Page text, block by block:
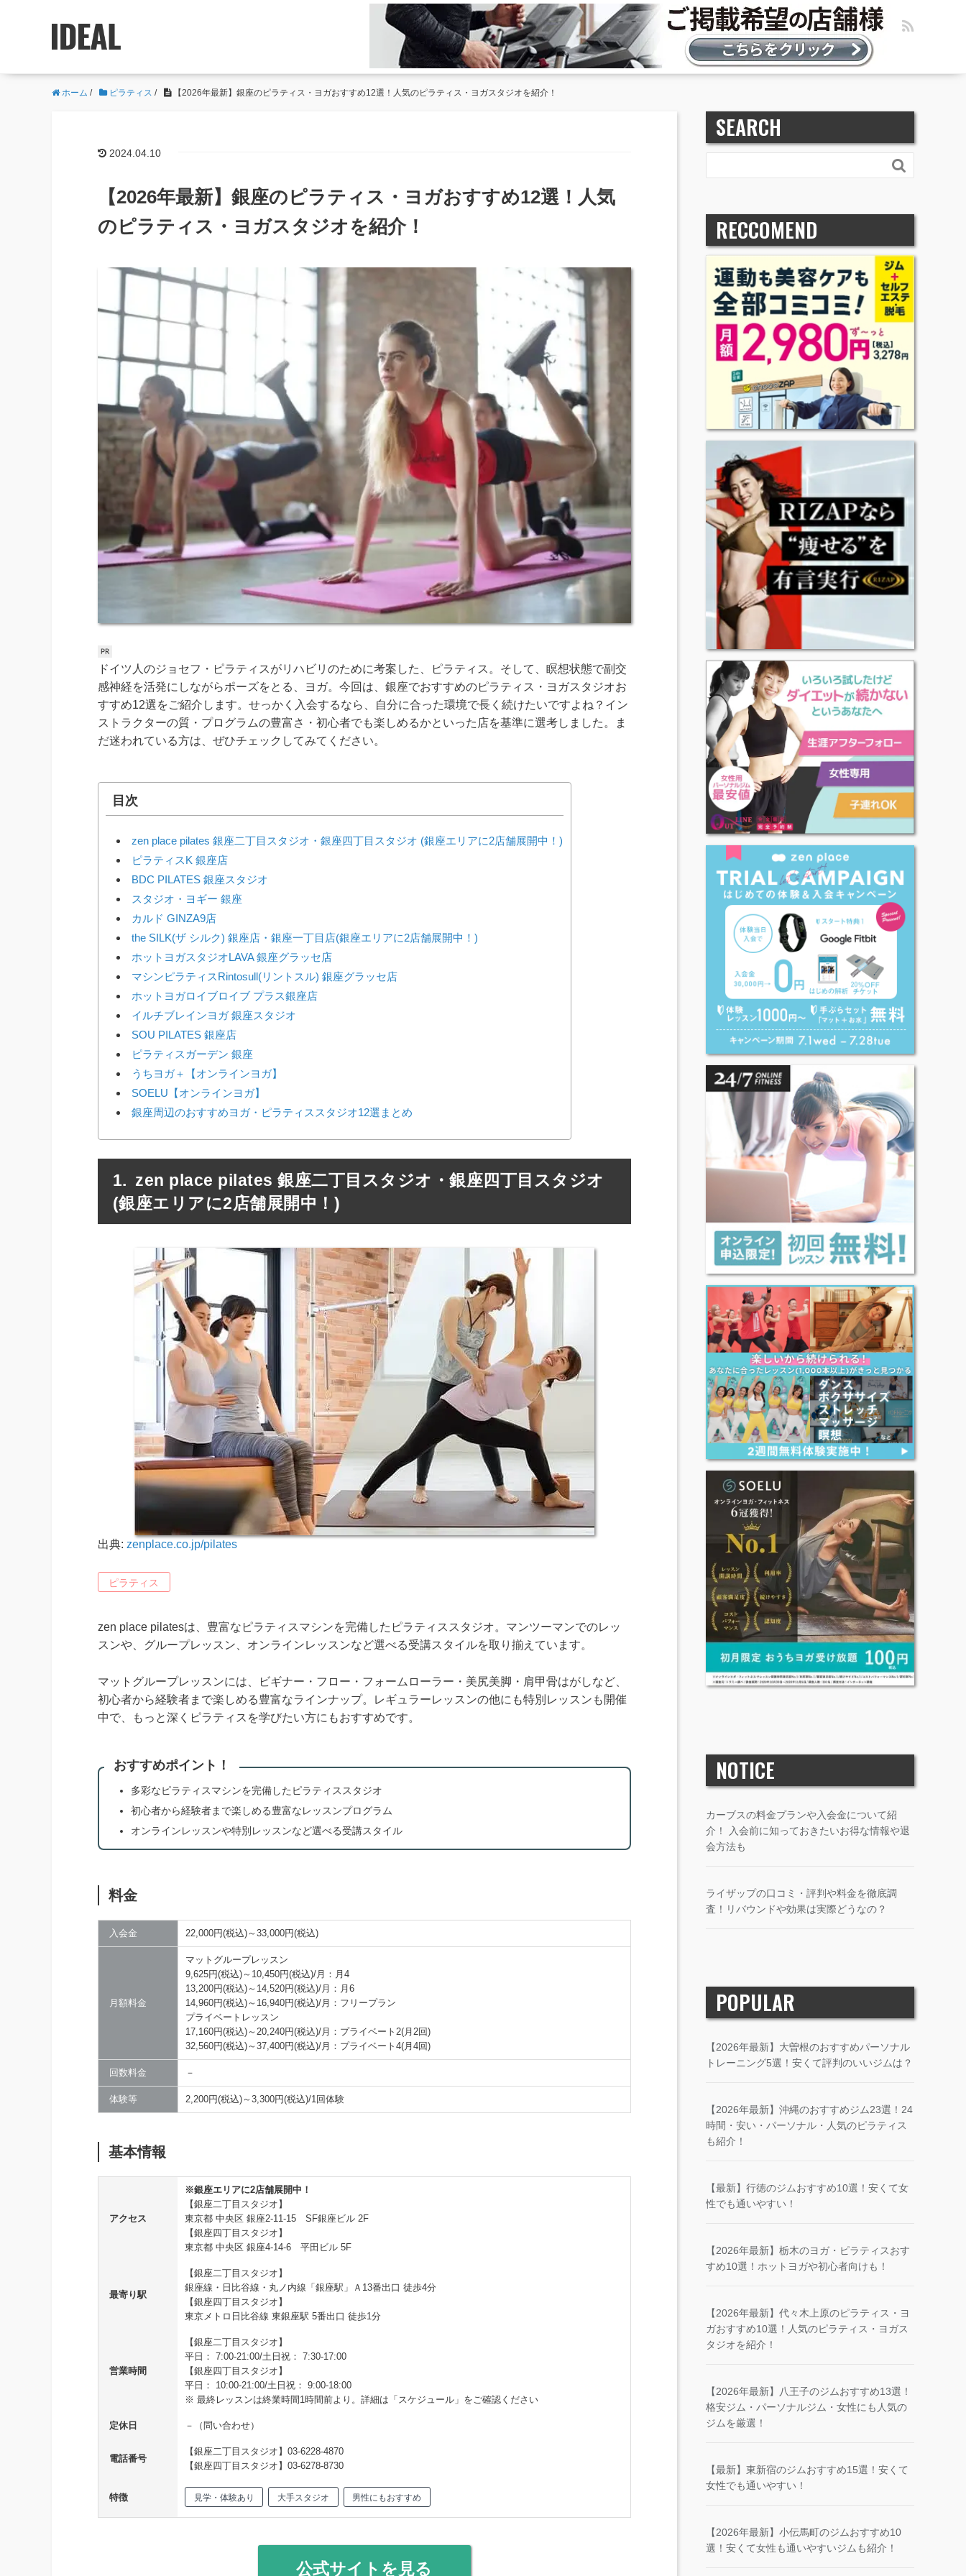
ホーム / ピラティス / 【2026年最新】銀座のピラティス・ヨガおすすめ12選！人気のピラティス・ヨガスタジオを紹介！
2024.04.10
【2026年最新】銀座のピラティス・ヨガおすすめ12選！人気
のピラティス・ヨガスタジオを紹介！
ドイツ人のジョセフ・ピラティスがリハビリのために考案した、ピラティス。そして、瞑想状態で副交
感神経を活発にしながらポーズをとる、ヨガ。今回は、銀座でおすすめのピラティス・ヨガスタジオお
すすめ12選をご紹介します。せっかく入会するなら、自分に合った環境で長く続けたいですよね？イン
ストラクターの質・プログラムの豊富さ・初心者でも楽しめるかといった店を基準に選考しました。ま
だ迷われている方は、ぜひチェックしてみてください。
目次
zen place pilates 銀座二丁目スタジオ・銀座四丁目スタジオ (銀座エリアに2店舗展開中！)
ピラティスK 銀座店
BDC PILATES 銀座スタジオ
スタジオ・ヨギー 銀座
カルド GINZA9店
the SILK(ザ シルク) 銀座店・銀座一丁目店(銀座エリアに2店舗展開中！)
ホットヨガスタジオLAVA 銀座グラッセ店
マシンピラティスRintosull(リントスル) 銀座グラッセ店
ホットヨガロイブロイブ プラス銀座店
イルチブレインヨガ 銀座スタジオ
SOU PILATES 銀座店
ピラティスガーデン 銀座
うちヨガ＋【オンラインヨガ】
SOELU【オンラインヨガ】
銀座周辺のおすすめヨガ・ピラティススタジオ12選まとめ
zen place pilates 銀座二丁目スタジオ・銀座四丁目スタジオ
(銀座エリアに2店舗展開中！)
出典: zenplace.co.jp/pilates
ピラティス
zen place pilatesは、豊富なピラティスマシンを完備したピラティススタジオ。マンツーマンでのレッ
スンや、グループレッスン、オンラインレッスンなど選べる受講スタイルを取り揃えています。
マットグループレッスンには、ビギナー・フロー・フォームローラー・美尻美脚・肩甲骨はがしなど、
初心者から経験者まで楽しめる豊富なラインナップ。レギュラーレッスンの他にも特別レッスンも開催
中で、もっと深くピラティスを学びたい方にもおすすめです。
おすすめポイント！
多彩なピラティスマシンを完備したピラティススタジオ
初心者から経験者まで楽しめる豊富なレッスンプログラム
オンラインレッスンや特別レッスンなど選べる受講スタイル
料金
入会金 22,000円(税込)～33,000円(税込)
月額料金
マットグループレッスン
9,625円(税込)～10,450円(税込)/月：月4
13,200円(税込)～14,520円(税込)/月：月6
14,960円(税込)～16,940円(税込)/月：フリープラン
プライベートレッスン
17,160円(税込)～20,240円(税込)/月：プライベート2(月2回)
32,560円(税込)～37,400円(税込)/月：プライベート4(月4回)
回数料金 －
体験等 2,200円(税込)～3,300円(税込)/1回体験
基本情報
アクセス
※銀座エリアに2店舗展開中！
【銀座二丁目スタジオ】
東京都 中央区 銀座2-11-15 SF銀座ビル 2F
【銀座四丁目スタジオ】
東京都 中央区 銀座4-14-6 平田ビル 5F
最寄り駅
【銀座二丁目スタジオ】
銀座線・日比谷線・丸ノ内線「銀座駅」Ａ13番出口 徒歩4分
【銀座四丁目スタジオ】
東京メトロ日比谷線 東銀座駅 5番出口 徒歩1分
営業時間
【銀座二丁目スタジオ】
平日： 7:00-21:00/土日祝： 7:30-17:00
【銀座四丁目スタジオ】
平日： 10:00-21:00/土日祝： 9:00-18:00
※ 最終レッスンは終業時間1時間前より。詳細は「スケジュール」をご確認ください
定休日 －（問い合わせ）
電話番号
【銀座二丁目スタジオ】03-6228-4870
【銀座四丁目スタジオ】03-6278-8730
特徴 見学・体験あり 大手スタジオ 男性にもおすすめ
公式サイトを見る
SEARCH

RECCOMEND
NOTICE
カーブスの料金プランや入会金について紹
介！ 入会前に知っておきたいお得な情報や退
会方法も
ライザップの口コミ・評判や料金を徹底調
査！リバウンドや効果は実際どうなの？
POPULAR
【2026年最新】大曽根のおすすめパーソナル
トレーニング5選！安くて評判のいいジムは？
【2026年最新】沖縄のおすすめジム23選！24
時間・安い・パーソナル・人気のピラティス
も紹介！
【最新】行徳のジムおすすめ10選！安くて女
性でも通いやすい！
【2026年最新】栃木のヨガ・ピラティスおす
すめ10選！ホットヨガや初心者向けも！
【2026年最新】代々木上原のピラティス・ヨ
ガおすすめ10選！人気のピラティス・ヨガス
タジオを紹介！
【2026年最新】八王子のジムおすすめ13選！
格安ジム・パーソナルジム・女性にも人気の
ジムを厳選！
【最新】東新宿のジムおすすめ15選！安くて
女性でも通いやすい！
【2026年最新】小伝馬町のジムおすすめ10
選！安くて女性も通いやすいジムも紹介！